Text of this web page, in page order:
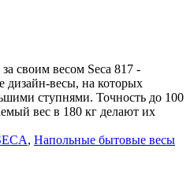
своим весом Seca 817 -
дизайн-весы, на которых
ступнями. Точность до 100
вес в 180 кг делают их
, Напольные бытовые весы